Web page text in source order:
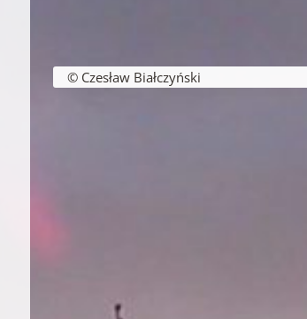
© Czesław Białczyński